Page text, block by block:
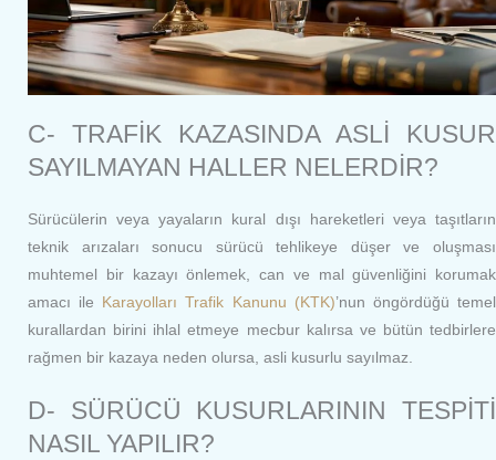
C- TRAFİK KAZASINDA ASLİ KUSUR
SAYILMAYAN HALLER NELERDİR?
Sürücülerin veya yayaların kural dışı hareketleri veya taşıtların
teknik arızaları sonucu sürücü tehlikeye düşer ve oluşması
muhtemel bir kazayı önlemek, can ve mal güvenliğini korumak
amacı ile
Karayolları Trafik Kanunu (KTK)’nun öngördüğü temel
kurallardan birini ihlal etmeye mecbur kalırsa ve bütün tedbirlere
rağmen bir kazaya neden olursa, asli kusurlu sayılmaz.
D- SÜRÜCÜ KUSURLARININ TESPİTİ
NASIL YAPILIR?